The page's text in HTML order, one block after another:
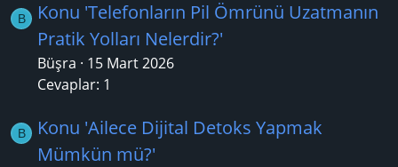
B
Konu 'Telefonların Pil Ömrünü Uzatmanın
Pratik Yolları Nelerdir?'
Büşra
15 Mart 2026
Cevaplar: 1
B
Konu 'Ailece Dijital Detoks Yapmak
Mümkün mü?'